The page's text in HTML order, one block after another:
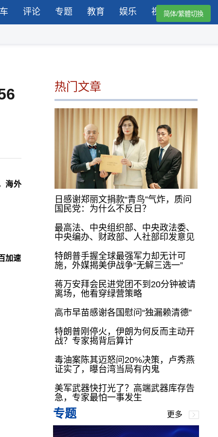
评论 专题 教育 娱乐 视频简体/繁體切換
海外
加速
热门文章
日感谢郑丽文捐款“青鸟”气炸，质问
国民党：为什么不反日？
最高法、中央组织部、中央政法委、
中央编办、财政部、人社部印发意见
特朗普手握全球最强军力却无计可
施，外媒揭美伊战争“无解三选一”
蒋万安拜会民进党团不到20分钟被请
离场，他看穿绿营策略
高市早苗感谢各国慰问“独漏赖清德”
特朗普刚停火，伊朗为何反而主动开
战？专家揭背后算计
毒油案陈其迈怒问20%决策，卢秀燕
证实了，曝台湾当局有内鬼
美军武器快打光了？高端武器库存告
急，专家最怕一事发生
专题 更多